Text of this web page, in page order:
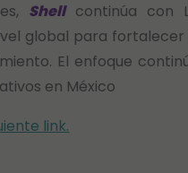
Shellcontinúa con
global para
El enfoque
en México
link.